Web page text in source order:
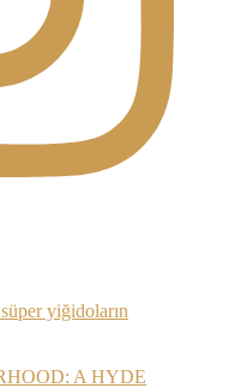
yiğidoların
A HYDE